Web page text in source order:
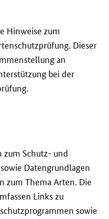
Hinweise zum
Dieser
an
bei der
Schutz- und
Datengrundlagen
zum Thema Arten. Die
Links zu
sowie